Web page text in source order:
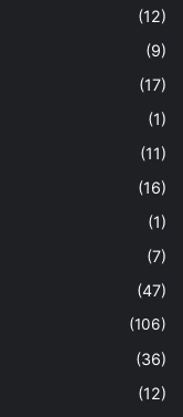
(12)
(9)
(17)
(1)
(11)
(16)
(1)
(7)
(47)
(106)
(36)
(12)